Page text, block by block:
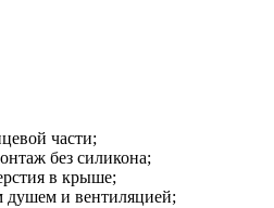
части;
без силикона;
в крыше;
душем и вентиляцией;